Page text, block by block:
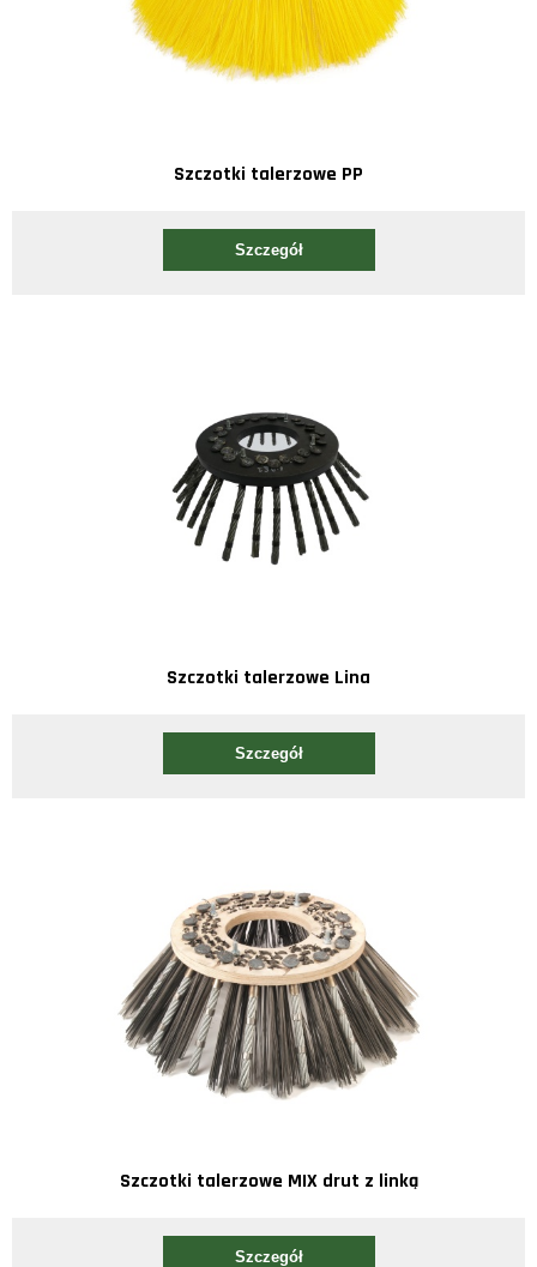
Szczotki talerzowe PP
Szczegół
Szczotki talerzowe Lina
Szczegół
Szczotki talerzowe MIX drut z linką
Szczegół